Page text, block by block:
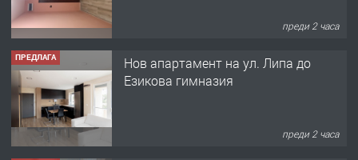
преди 2 часа
ПРЕДЛАГА
🔑 ОБЗАВЕДЕНА ГАРСОНИЕРА ПОД
НАЕМ В КВ. „ОРФЕЙ“ – ДО
преди 1 ден